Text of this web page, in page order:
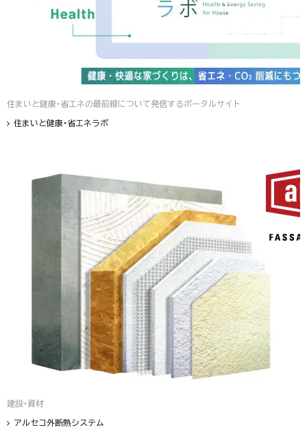
住まいと健康・省エネの最前線について発信するポータルサイト
住まいと健康・省エネラボ
建設・資材
アルセコ外断熱システム